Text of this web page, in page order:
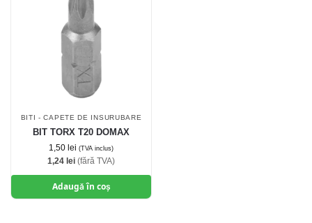
BITI - CAPETE DE INSURUBARE
BIT TORX T20 DOMAX
1,50 lei (TVA inclus)
1,24 lei (fără TVA)
Adaugă în coș